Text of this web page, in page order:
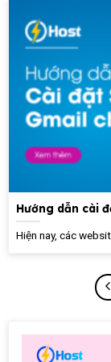
Hướng dẫn cài
Hiện nay, các